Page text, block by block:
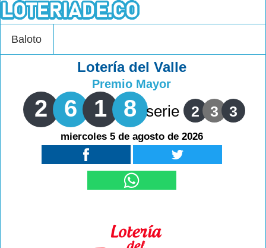
Baloto
Lotería del Valle
Premio Mayor
2 6 1 8 serie 2 3 3
miercoles 5 de agosto de 2026